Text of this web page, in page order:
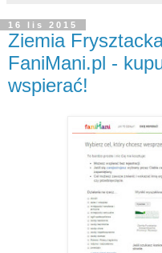
16 lis 2015
Ziemia
FaniMani.pl -
wspierać!